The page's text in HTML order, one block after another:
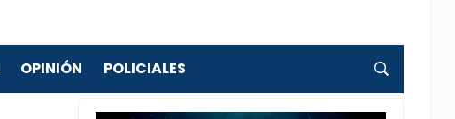
OPINIÓN POLICIALES